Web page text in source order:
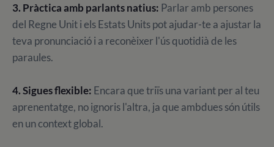
3. Pràctica amb parlants natius: Parlar amb persones
del Regne Unit i els Estats Units pot ajudar-te a ajustar la
teva pronunciació i a reconèixer l'ús quotidià de les
paraules.
4. Sigues flexible: Encara que triïs una variant per al teu
aprenentatge, no ignoris l'altra, ja que ambdues són útils
en un context global.